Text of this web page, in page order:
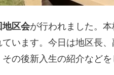
地区会が行われました。
います。今日は地区長
の後新入生の紹介などを